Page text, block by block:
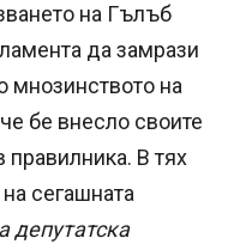
на Гълъб
да замрази
мнозинството на
бе внесло своите
В тях
сегашната
депутатска